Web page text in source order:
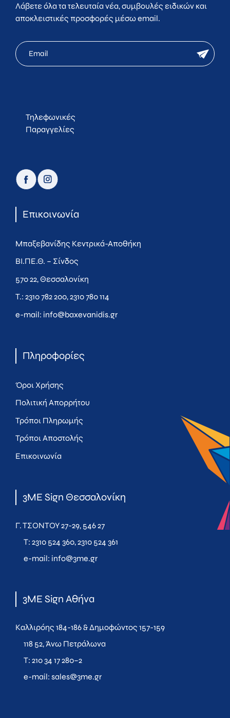
Λάβετε όλα τα τελευταία νέα, συμβουλές ειδικών και
αποκλειστικές προσφορές μέσω email.
mc
email
newsletter
Τηλεφωνικές
Παραγγελίες
facebookinstagram
Επικοινωνία
Μπαξεβανίδης Κεντρικά-Αποθήκη
ΒΙ.ΠΕ.Θ. – Σίνδος
570 22, Θεσσαλονίκη
Τ.: 2310 782 200,2310 780 114
e-mail: info@baxevanidis.gr
Πληροφορίες
Όροι Χρήσης
Πολιτική Απορρήτου
Τρόποι Πληρωμής
Τρόποι Αποστολής
Επικοινωνία
3ME Sign Θεσσαλονίκη
Γ. ΤΣΟΝΤΟΥ 27-29, 546 27
T: 2310 524 360,2310 524 361
e-mail: info@3me.gr
3ME Sign Αθήνα
Καλλιρόης 184-186 & Δημοφώντος 157-159
118 52, Άνω Πετράλωνα
T: 210 34 17 280–2
e-mail: sales@3me.gr